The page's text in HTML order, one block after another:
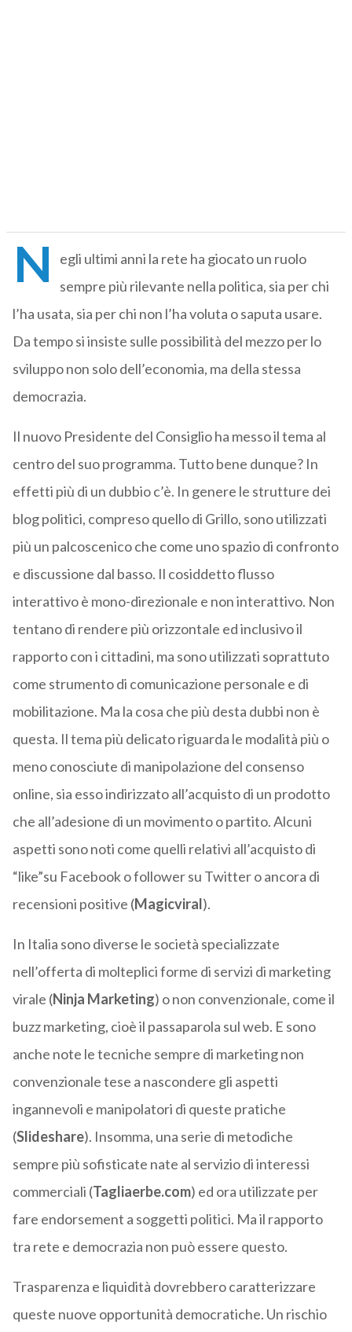
N
egli ultimi anni la rete ha giocato un ruolo
sempre più rilevante nella politica, sia per chi
l’ha usata, sia per chi non l’ha voluta o saputa usare.
Da tempo si insiste sulle possibilità del mezzo per lo
sviluppo non solo dell’economia, ma della stessa
democrazia.
Il nuovo Presidente del Consiglio ha messo il tema al
centro del suo programma. Tutto bene dunque? In
effetti più di un dubbio c’è. In genere le strutture dei
blog politici, compreso quello di Grillo, sono utilizzati
più un palcoscenico che come uno spazio di confronto
e discussione dal basso. Il cosiddetto flusso
interattivo è mono-direzionale e non interattivo. Non
tentano di rendere più orizzontale ed inclusivo il
rapporto con i cittadini, ma sono utilizzati soprattuto
come strumento di comunicazione personale e di
mobilitazione. Ma la cosa che più desta dubbi non è
questa. Il tema più delicato riguarda le modalità più o
meno conosciute di manipolazione del consenso
online, sia esso indirizzato all’acquisto di un prodotto
che all’adesione di un movimento o partito. Alcuni
aspetti sono noti come quelli relativi all’acquisto di
“like”su Facebook o follower su Twitter o ancora di
recensioni positive (Magicviral).
In Italia sono diverse le società specializzate
nell’offerta di molteplici forme di servizi di marketing
virale (Ninja Marketing) o non convenzionale, come il
buzz marketing, cioè il passaparola sul web. E sono
anche note le tecniche sempre di marketing non
convenzionale tese a nascondere gli aspetti
ingannevoli e manipolatori di queste pratiche
(Slideshare). Insomma, una serie di metodiche
sempre più sofisticate nate al servizio di interessi
commerciali (Tagliaerbe.com) ed ora utilizzate per
fare endorsement a soggetti politici. Ma il rapporto
tra rete e democrazia non può essere questo.
Trasparenza e liquidità dovrebbero caratterizzare
queste nuove opportunità democratiche. Un rischio